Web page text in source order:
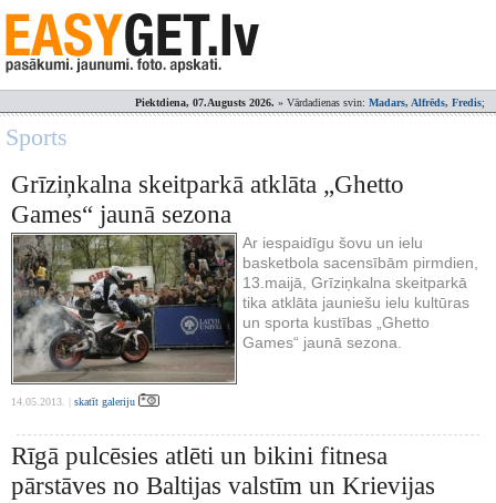
Piektdiena, 07.Augusts 2026. » Vārdadienas svin: Madars, Alfrēds, Fredis;
Sports
Grīziņkalna skeitparkā atklāta „Ghetto
Games“ jaunā sezona
Ar iespaidīgu šovu un ielu
basketbola sacensībām pirmdien,
13.maijā, Grīziņkalna skeitparkā
tika atklāta jauniešu ielu kultūras
un sporta kustības „Ghetto
Games“ jaunā sezona.
14.05.2013. | skatīt galeriju
Rīgā pulcēsies atlēti un bikini fitnesa
pārstāves no Baltijas valstīm un Krievijas